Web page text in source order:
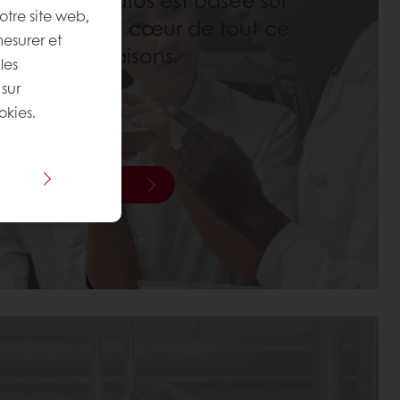
qui est au cœur de tout ce
que nous faisons.
Découvrez
site web,
et